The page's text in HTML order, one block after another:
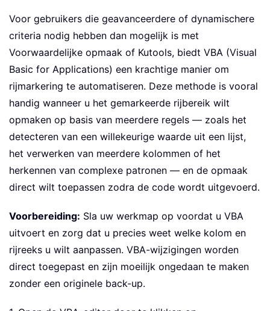
Voor gebruikers die geavanceerdere of dynamischere
criteria nodig hebben dan mogelijk is met
Voorwaardelijke opmaak of Kutools, biedt VBA (Visual
Basic for Applications) een krachtige manier om
rijmarkering te automatiseren. Deze methode is vooral
handig wanneer u het gemarkeerde rijbereik wilt
opmaken op basis van meerdere regels — zoals het
detecteren van een willekeurige waarde uit een lijst,
het verwerken van meerdere kolommen of het
herkennen van complexe patronen — en de opmaak
direct wilt toepassen zodra de code wordt uitgevoerd.
Voorbereiding: Sla uw werkmap op voordat u VBA
uitvoert en zorg dat u precies weet welke kolom en
rijreeks u wilt aanpassen. VBA-wijzigingen worden
direct toegepast en zijn moeilijk ongedaan te maken
zonder een originele back-up.